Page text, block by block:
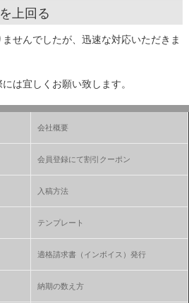
上回る
せんでしたが、迅速な対応いただきま
は宜しくお願い致します。
会社概要
会員登録にて割引クーポン
入稿方法
テンプレート
適格請求書（インボイス）発行
納期の数え方